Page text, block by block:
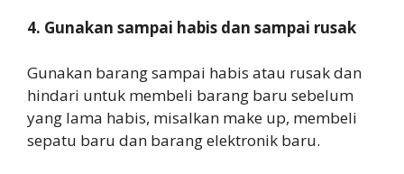
4. Gunakan sampai habis dan sampai rusak
Gunakan barang sampai habis atau rusak dan
hindari untuk membeli barang baru sebelum
yang lama habis, misalkan make up, membeli
sepatu baru dan barang elektronik baru.